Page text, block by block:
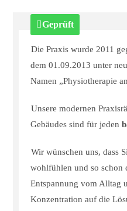
Geprüft
Die Praxis wurde 2011
dem 01.09.2013 unter
Namen „Physiotherapie
Unsere modernen
Gebäudes sind für jeden
Wir wünschen uns, dass
wohlfühlen und so schon
Entspannung vom Alltag
Konzentration auf die